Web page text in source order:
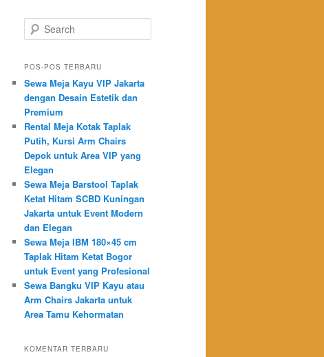
Search
POS-POS TERBARU
Sewa Meja Kayu VIP Jakarta
dengan Desain Estetik dan
Premium
Rental Meja Kotak Taplak
Putih, Kursi Arm Chairs
Depok untuk Area VIP yang
Elegan
Sewa Meja Barstool Taplak
Ketat Hitam SCBD Kuningan
Jakarta untuk Event Modern
dan Elegan
Sewa Meja IBM 180×45 cm
Taplak Hitam Ketat Bogor
untuk Event yang Profesional
Sewa Bangku VIP Kayu atau
Arm Chairs Jakarta untuk
Area Tamu Kehormatan
KOMENTAR TERBARU